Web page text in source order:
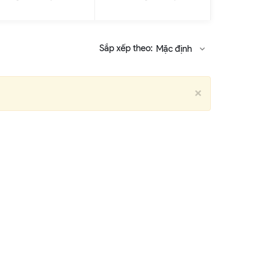
Sắp xếp theo: Mặc định
×Close